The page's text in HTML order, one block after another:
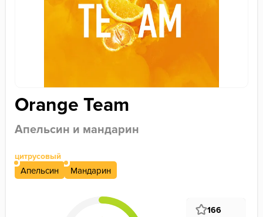
Orange Team
Апельсин и мандарин
цитрусовый
Апельсин Мандарин
166